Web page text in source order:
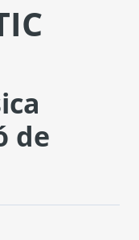
de